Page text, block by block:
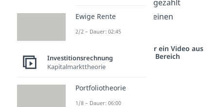
dieser noch nicht gezahlt
wurde, haben sie einen
Anspruch darauf.
Studyflix vernetzt: Hier ein Video aus
einem anderen Bereich
Ewige Rente
2/2 – Dauer: 02:45
Investitionsrechnung
Kapitalmarkttheorie
Portfoliotheorie
1/8 – Dauer: 06:00